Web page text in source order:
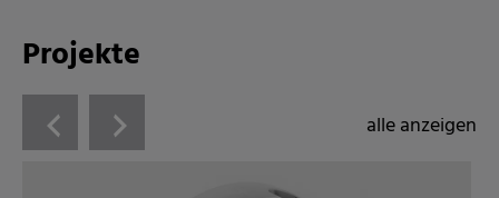
Projekte
alle anzeigen